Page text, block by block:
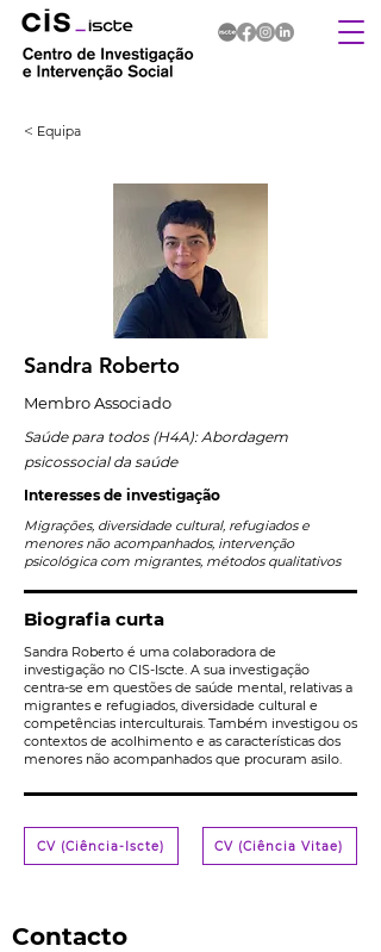
< Equipa
Sandra Roberto
Membro Associado
Saúde para todos (H4A): Abordagem
psicossocial da saúde
Interesses de investigação
Migrações, diversidade cultural, refugiados e
menores não acompanhados, intervenção
psicológica com migrantes, métodos qualitativos
Biografia curta
Sandra Roberto é uma colaboradora de
investigação no CIS-Iscte. A sua investigação
centra-se em questões de saúde mental, relativas a
migrantes e refugiados, diversidade cultural e
competências interculturais. Também investigou os
contextos de acolhimento e as características dos
menores não acompanhados que procuram asilo.
CV (Ciência-Iscte) CV (Ciência Vitae)
Contacto